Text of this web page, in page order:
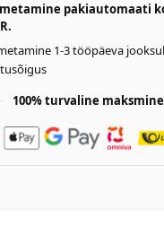
pakiautomaati
1-3 tööpäeva jooksul
100% turvaline maksmine